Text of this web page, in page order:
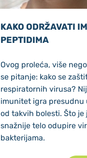
KAKO ODRŽAVATI
PEPTIDIMA
Ovog proleća, više
se pitanje: kako se
respiratornih virusa?
imunitet igra presudnu
od takvih bolesti. Što je
snažnije telo odupire
bakterijama.